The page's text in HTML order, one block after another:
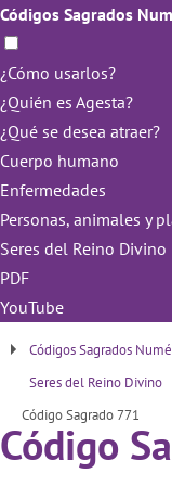
Códigos Sagrados
¿Cómo usarlos?
¿Quién es Agesta?
¿Qué se desea atraer?
Cuerpo humano
Enfermedades
Personas, animales y
Seres del Reino Divino
PDF
YouTube
Códigos Sagrados
Seres del Reino Divino
Código Sagrado 771
Código